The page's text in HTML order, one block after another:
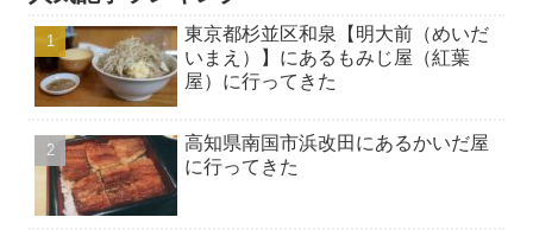
東京都杉並区和泉【明大前（めいだ
いまえ）】にあるもみじ屋（紅葉
屋）に行ってきた
高知県南国市浜改田にあるかいだ屋
に行ってきた